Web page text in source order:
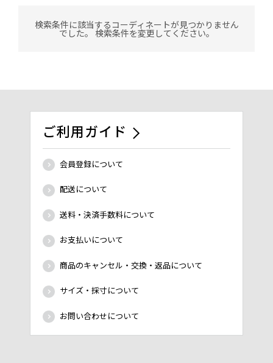
検索条件に該当するコーディネートが見つかりません
でした。 検索条件を変更してください。
ご利用ガイド
会員登録について
配送について
送料・決済手数料について
お支払いについて
商品のキャンセル・交換・返品について
サイズ・採寸について
お問い合わせについて